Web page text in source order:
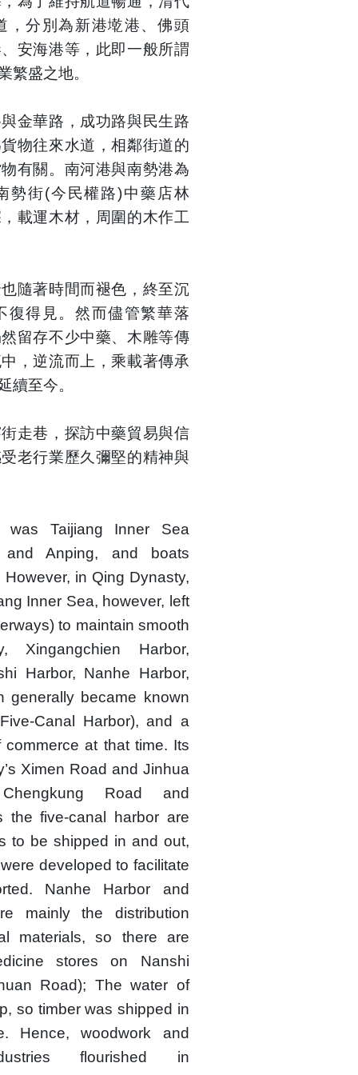
，分別為新港墘港、佛頭
安海港等，此即一般所謂
繁盛之地。
金華路，成功路與民生路
物往來水道，相鄰街道的
有關。南河港與南勢港為
勢街(今民權路)中藥店林
載運木材，周圍的木作工
隨著時間而褪色，終至沉
復得見。然而儘管繁華落
留存不少中藥、木雕等傳
，逆流而上，乘載著傳承
續至今。
走巷，探訪中藥貿易與信
老行業歷久彌堅的精神與
Taijiang Inner Sea
and Anping, and boats
in Qing Dynasty,
Inner Sea, however, left
to maintain smooth
Xingangchien Harbor,
Harbor, Nanhe Harbor,
generally became known
Canal Harbor), and a
at that time. Its
Ximen Road and Jinhua
Road and
the five-canal harbor are
to be shipped in and out,
developed to facilitate
Nanhe Harbor and
mainly the distribution
materials, so there are
stores on Nanshi
Road); The water of
so timber was shipped in
Hence, woodwork and
flourished in